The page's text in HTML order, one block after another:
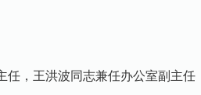
，王洪波同志兼任办公室副主任